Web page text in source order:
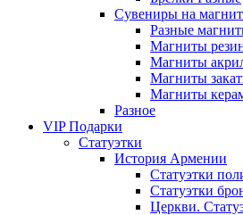
Сувениры на
Разные
Магниты
Магниты
Магниты
Магниты
Разное
VIP Подарки
Статуэтки
История Армении
Статуэтки
Статуэтки
Церкви.